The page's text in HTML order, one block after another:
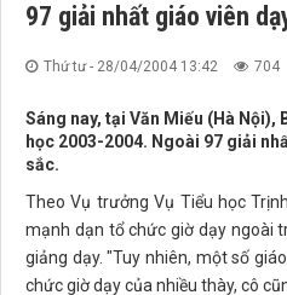
97 giải nhất giáo viên
Thứ tư - 28/04/2004 13:42 704
Sáng nay, tại Văn Miếu (Hà
học 2003-2004. Ngoài 97 giải
sắc.
Theo Vụ trưởng Vụ Tiểu học
mạnh dạn tổ chức giờ dạy ngoài
giảng dạy. "Tuy nhiên, một số
chức giờ dạy của nhiều thày, cô